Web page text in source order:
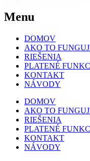
Menu
DOMOV
AKO TO
RIEŠENIA
PLATENÉ
KONTAKT
NÁVODY
DOMOV
AKO TO
RIEŠENIA
PLATENÉ
KONTAKT
NÁVODY